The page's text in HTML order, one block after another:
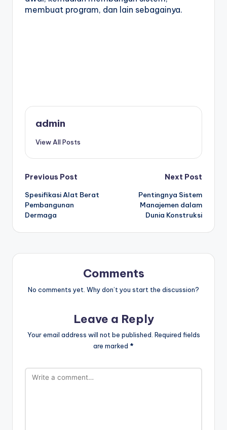
membuat program, dan lain sebagainya.
admin
View All Posts
Post
navigation
Previous Post
Spesifikasi Alat Berat
Pembangunan
Dermaga
Next Post
Pentingnya Sistem
Manajemen dalam
Dunia Konstruksi
Comments
No comments yet. Why don’t you start the discussion?
Leave a Reply
Your email address will not be published. Required fields
are marked *